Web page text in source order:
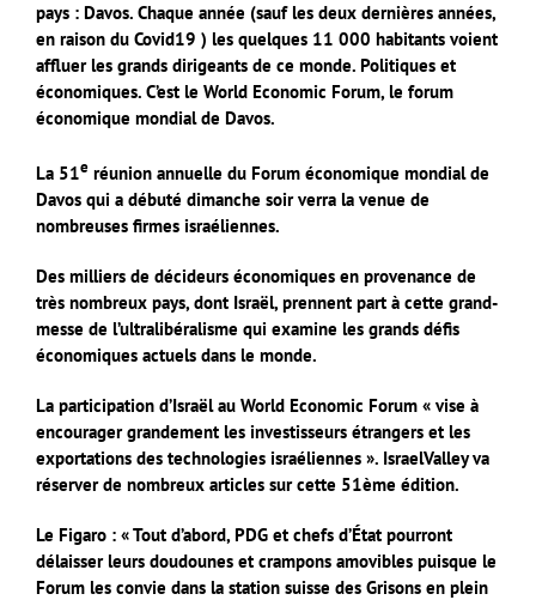
pays : Davos. Chaque année (sauf les deux dernières années,
en raison du Covid19 ) les quelques 11 000 habitants voient
affluer les grands dirigeants de ce monde. Politiques et
économiques. C’est le World Economic Forum, le forum
économique mondial de Davos.
La 51e réunion annuelle du Forum économique mondial de
Davos qui a débuté dimanche soir verra la venue de
nombreuses firmes israéliennes.
Des milliers de décideurs économiques en provenance de
très nombreux pays, dont Israël, prennent part à cette grand-
messe de l’ultralibéralisme qui examine les grands défis
économiques actuels dans le monde.
La participation d’Israël au World Economic Forum « vise à
encourager grandement les investisseurs étrangers et les
exportations des technologies israéliennes ». IsraelValley va
réserver de nombreux articles sur cette 51ème édition.
Le Figaro : « Tout d’abord, PDG et chefs d’État pourront
délaisser leurs doudounes et crampons amovibles puisque le
Forum les convie dans la station suisse des Grisons en plein